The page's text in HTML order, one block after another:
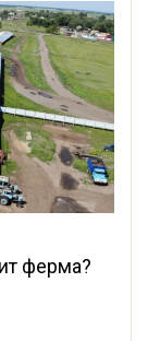
ферма?